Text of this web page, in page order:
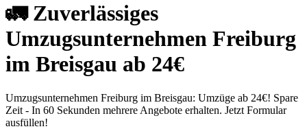
🚛 Zuverlässiges
Umzugsunternehmen Freiburg
im Breisgau ab 24€
Umzugsunternehmen Freiburg im Breisgau: Umzüge ab 24€! Spare
Zeit - In 60 Sekunden mehrere Angebote erhalten. Jetzt Formular
ausfüllen!